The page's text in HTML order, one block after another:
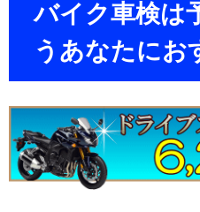
バイク車検は
うあなたに